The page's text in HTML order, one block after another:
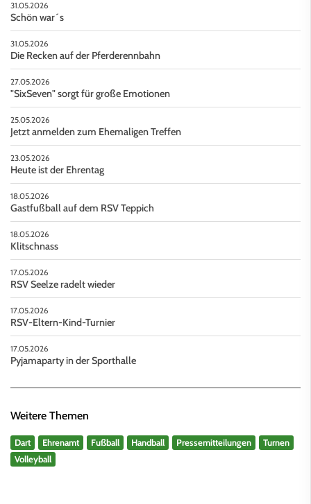
31.05.2026
Schön war´s
31.05.2026
Die Recken auf der Pferderennbahn
27.05.2026
"SixSeven" sorgt für große Emotionen
25.05.2026
Jetzt anmelden zum Ehemaligen Treffen
23.05.2026
Heute ist der Ehrentag
18.05.2026
Gastfußball auf dem RSV Teppich
18.05.2026
Klitschnass
17.05.2026
RSV Seelze radelt wieder
17.05.2026
RSV-Eltern-Kind-Turnier
17.05.2026
Pyjamaparty in der Sporthalle
Weitere Themen
Dart Ehrenamt Fußball Handball Pressemitteilungen
Turnen
Volleyball